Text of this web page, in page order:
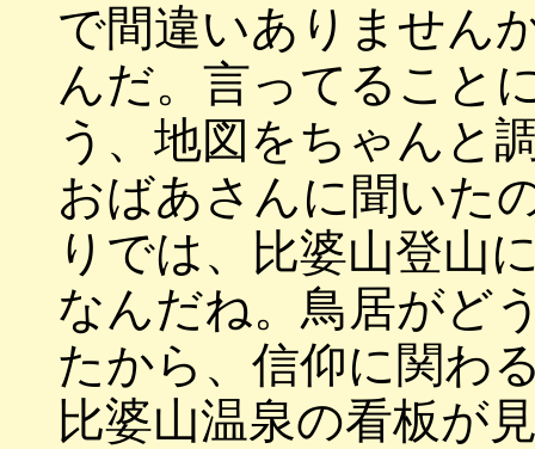
で間違いありません
んだ。言ってること
う、地図をちゃんと
おばあさんに聞いた
りでは、比婆山登山
なんだね。鳥居がど
たから、信仰に関わ
比婆山温泉の看板が